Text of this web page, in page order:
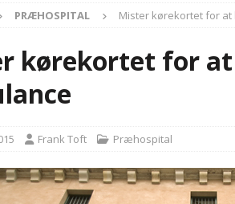
[ 5. august 2026 ] Ny ambulance og el-
[ 4. august 2026 ]
Brandvæsenerne
[ 4. august 2026 ]
BRANDVÆSEN
PRÆHOSPITAL Mister kørekortet for
kørekortet for
Frank Toft Præhospital